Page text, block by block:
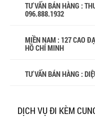
TƯ VẤN BÁN HÀNG :
096.888.1932
MIỀN NAM : 127 CAO
HỒ CHÍ MINH
TƯ VẤN BÁN HÀNG :
DỊCH VỤ ĐI KÈM